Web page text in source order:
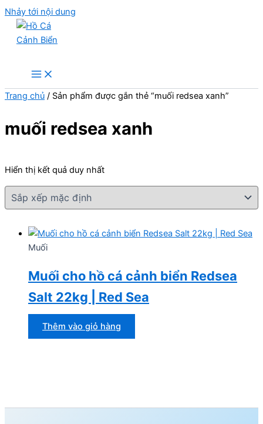
Nhảy tới nội dung
Trang chủ / Sản phẩm được gắn thẻ “muối redsea xanh”
muối redsea xanh
Hiển thị kết quả duy nhất
Muối
Muối cho hồ cá cảnh biển Redsea
Salt 22kg | Red Sea
Thêm vào giỏ hàng